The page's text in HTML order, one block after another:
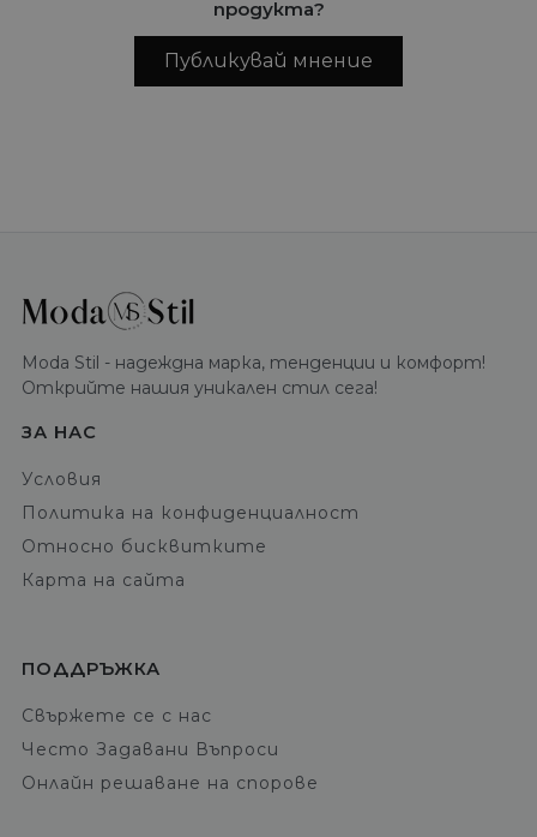
продукта?
Публикувай мнение
Moda Stil - надеждна марка, тенденции и комфорт!
Открийте нашия уникален стил сега!
ЗА НАС
Условия
Политика на конфиденциалност
Относно бисквитките
Карта на сайта
ПОДДРЪЖКА
Свържете се с нас
Често Задавани Въпроси
Онлайн решаване на спорове